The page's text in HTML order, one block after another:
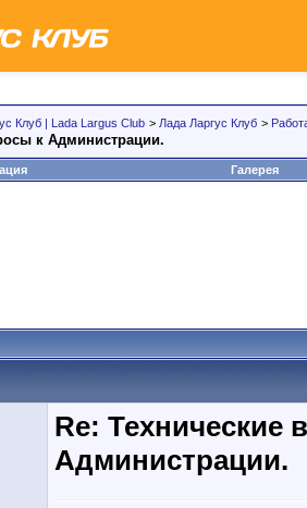
Клуб | Lada Largus Club > Лада Ларгус Клуб >
к Администрации.
Галерея
Re: Технические
Администрации.